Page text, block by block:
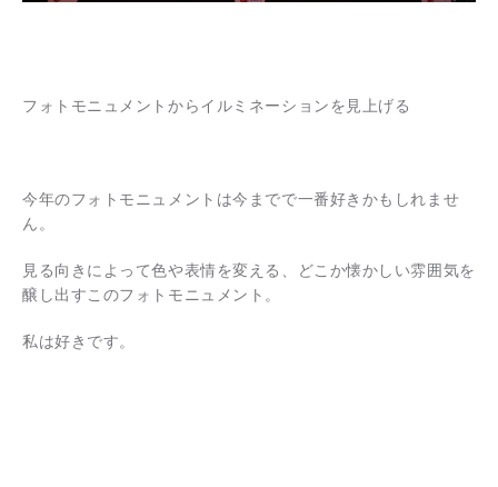
フォトモニュメントからイルミネーションを見上げる
今年のフォトモニュメントは今までで一番好きかもしれませ
ん。
見る向きによって色や表情を変える、どこか懐かしい雰囲気を
醸し出すこのフォトモニュメント。
私は好きです。